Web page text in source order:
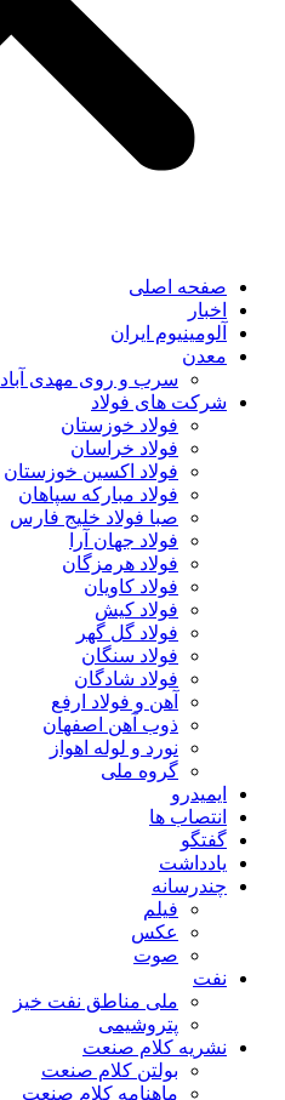
صفحه اصلی
اخبار
آلومینیوم ایران
معدن
سرب و روی مهدی آباد
شرکت های فولاد
فولاد خوزستان
فولاد خراسان
فولاد اکسین خوزستان
فولاد مبارکه سپاهان
صبا فولاد خلیج فارس
فولاد جهان آرا
فولاد هرمزگان
فولاد کاویان
فولاد کیش
فولاد گل گهر
فولاد سنگان
فولاد شادگان
آهن و فولاد ارفع
ذوب آهن اصفهان
نورد و لوله اهواز
گروه ملی
ایمیدرو
انتصاب ها
گفتگو
یادداشت
چندرسانه
فیلم
عکس
صوت
نفت
ملی مناطق نفت خیز
پتروشیمی
نشریه کلام صنعت
بولتن کلام صنعت
ماهنامه کلام صنعت